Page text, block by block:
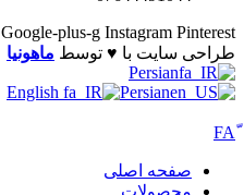
Google-plus-g Instagram Pinterest
طراحی سایت با ♥️ توسط ماهونیا
Persian
English
Persian
صفحه اصلی
محصولات